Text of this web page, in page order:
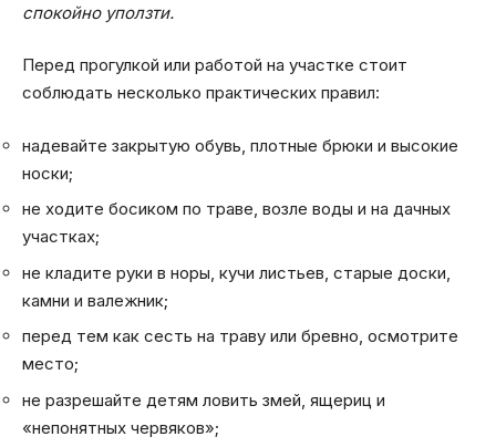
спокойно уползти.
Перед прогулкой или работой на участке стоит
соблюдать несколько практических правил:
надевайте закрытую обувь, плотные брюки и высокие
носки;
не ходите босиком по траве, возле воды и на дачных
участках;
не кладите руки в норы, кучи листьев, старые доски,
камни и валежник;
перед тем как сесть на траву или бревно, осмотрите
место;
не разрешайте детям ловить змей, ящериц и
«непонятных червяков»;